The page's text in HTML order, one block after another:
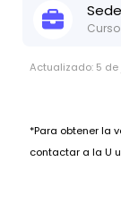
Sede
Actualizado: 5 de
*Para obtener la
contactar a la U